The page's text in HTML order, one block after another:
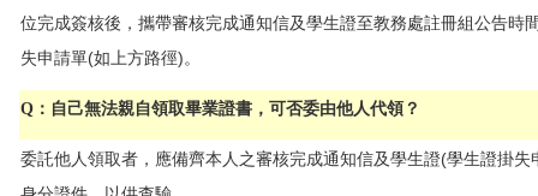
位完成簽核後，攜帶審核完成通知信及學生證至教務處註冊組公告
失申請單(如上方路徑)。
Q：自己無法親自領取畢業證書，可否委由他人代領？
委託他人領取者，應備齊本人之審核完成通知信及學生證(學生證掛